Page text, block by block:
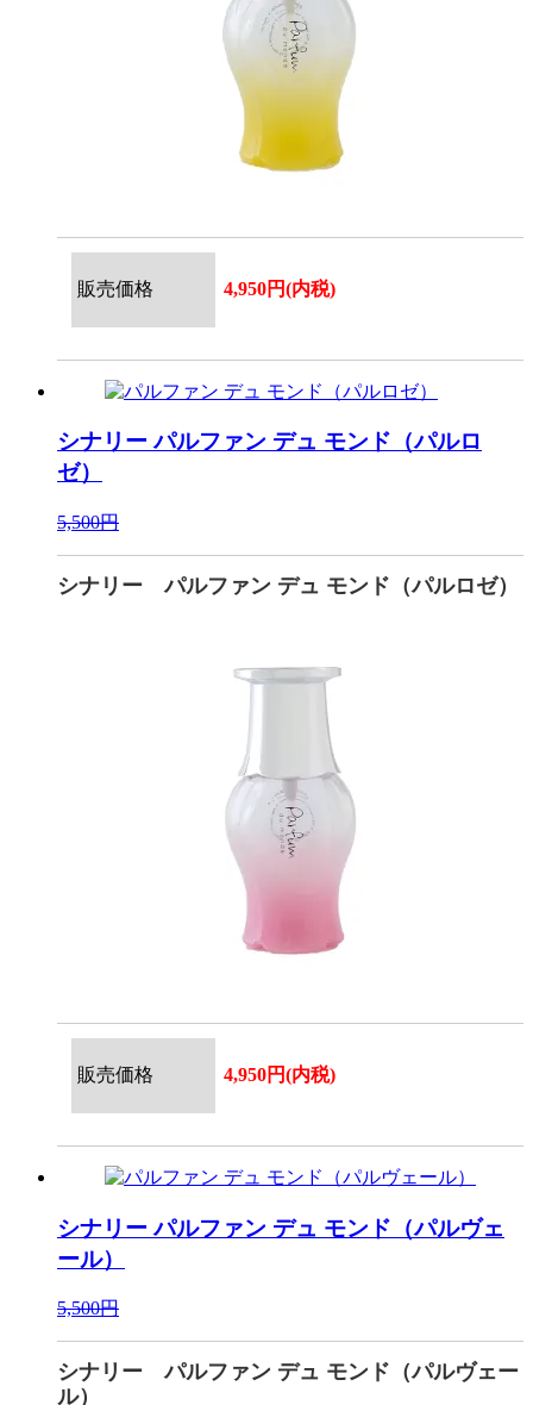
販売価格 4,950円(内税)
シナリー パルファン デュ モンド（パルロ
ゼ）
5,500円
シナリー パルファン デュ モンド（パルロゼ）
販売価格 4,950円(内税)
シナリー パルファン デュ モンド（パルヴェ
ール）
5,500円
シナリー パルファン デュ モンド（パルヴェー
ル）